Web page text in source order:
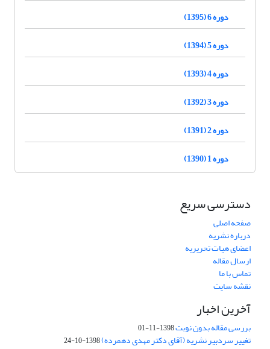
دوره 6 (1395)
دوره 5 (1394)
دوره 4 (1393)
دوره 3 (1392)
دوره 2 (1391)
دوره 1 (1390)
دسترسی سریع
صفحه اصلی
درباره نشریه
اعضای هیات تحریریه
ارسال مقاله
تماس با ما
نقشه سایت
آخرین اخبار
بررسی مقاله بدون نوبت1398-11-01
تغییر سردبیر نشریه (آقای دکتر مهدی دهمرده)1398-10-24